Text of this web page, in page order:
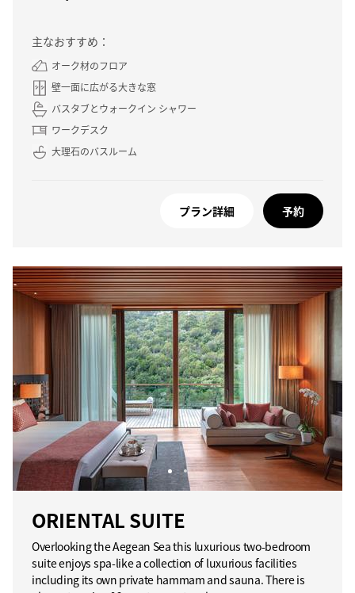
主なおすすめ：
オーク材のフロア
壁一面に広がる大きな窓
バスタブとウォークイン シャワー
ワークデスク
大理石のバスルーム
プラン詳細 予約
ORIENTAL SUITE
Overlooking the Aegean Sea this luxurious two-bedroom
suite enjoys spa-like a collection of luxurious facilities
including its own private hammam and sauna. There is